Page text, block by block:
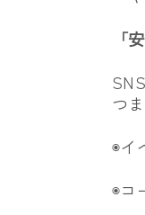
「
つ
◉イ
◉コ